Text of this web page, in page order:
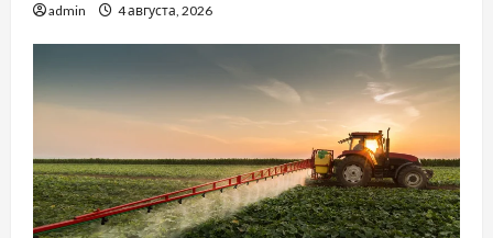
admin 4 августа, 2026